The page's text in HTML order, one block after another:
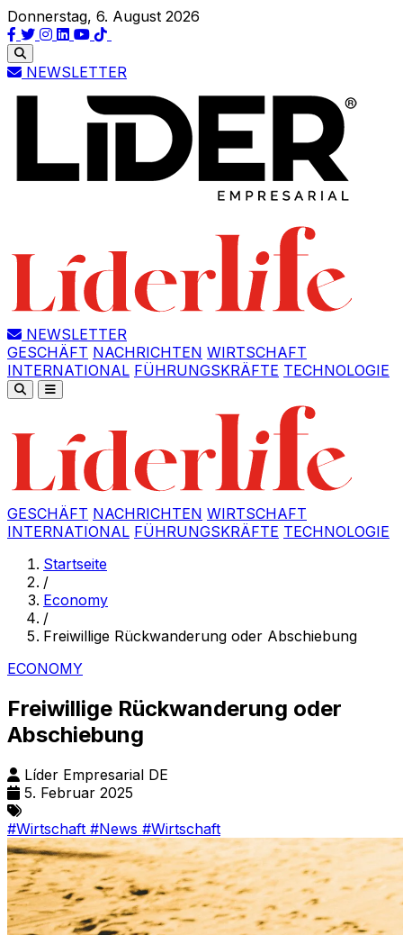
Donnerstag, 6. August 2026
NEWSLETTER
NEWSLETTER
GESCHÄFT NACHRICHTEN WIRTSCHAFT
INTERNATIONAL FÜHRUNGSKRÄFTE TECHNOLOGIE
GESCHÄFT NACHRICHTEN WIRTSCHAFT
INTERNATIONAL FÜHRUNGSKRÄFTE TECHNOLOGIE
Startseite
/
Economy
/
Freiwillige Rückwanderung oder Abschiebung
ECONOMY
Freiwillige Rückwanderung oder
Abschiebung
Líder Empresarial DE
5. Februar 2025
#Wirtschaft #News #Wirtschaft